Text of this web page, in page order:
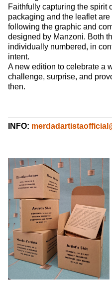
Faithfully capturing the spirit
packaging and the leaflet
following the graphic and
designed by Manzoni. Both
individually numbered, in
intent.
A new edition to celebrate a
challenge, surprise, and
then.
INFO: